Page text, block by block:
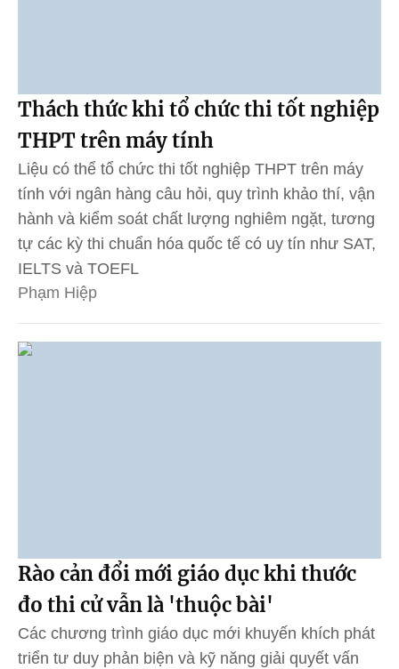
Thách thức khi tổ chức thi tốt nghiệp
THPT trên máy tính
Liệu có thể tổ chức thi tốt nghiệp THPT trên máy
tính với ngân hàng câu hỏi, quy trình khảo thí, vận
hành và kiểm soát chất lượng nghiêm ngặt, tương
tự các kỳ thi chuẩn hóa quốc tế có uy tín như SAT,
IELTS và TOEFL
Phạm Hiệp
Rào cản đổi mới giáo dục khi thước
đo thi cử vẫn là 'thuộc bài'
Các chương trình giáo dục mới khuyến khích phát
triển tư duy phản biện và kỹ năng giải quyết vấn